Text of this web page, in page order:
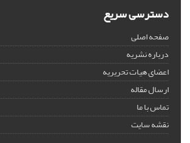
دسترسی سریع
صفحه اصلی
درباره نشریه
اعضای هیات تحریریه
ارسال مقاله
تماس با ما
نقشه سایت